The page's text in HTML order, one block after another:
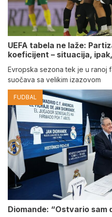
UEFA tabela ne laže:
koeficijent – situacija,
Evropska sezona tek je u ranoj
suočava sa velikim izazovom
FUDBAL
Diomande: “Ostvario sam